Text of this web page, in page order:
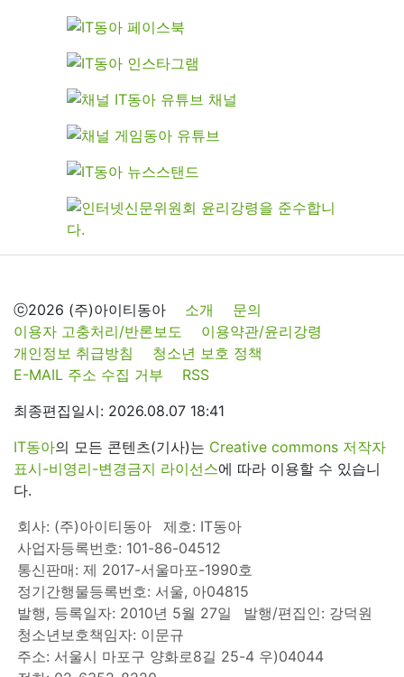
ⓒ2026 (주)아이티동아 소개
문의
이용자 고충처리/반론보도
이용약관/윤리강령
개인정보 취급방침
청소년 보호 정책
E-MAIL 주소 수집 거부
RSS
최종편집일시: 2026.08.07 18:41
IT동아의 모든 콘텐츠(기사)는 Creative commons 저작자
표시-비영리-변경금지 라이선스에 따라 이용할 수 있습니
다.
회사: (주)아이티동아
제호: IT동아
사업자등록번호: 101-86-04512
통신판매: 제 2017-서울마포-1990호
정기간행물등록번호: 서울, 아04815
발행, 등록일자: 2010년 5월 27일
발행/편집인: 강덕원
청소년보호책임자: 이문규
주소: 서울시 마포구 양화로8길 25-4 우)04044